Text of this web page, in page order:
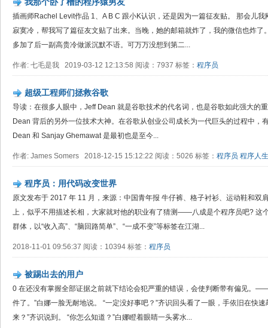
插画师Rachel Levit作品 1、A B C 跟小K认识，还是因为一篇征友贴。 那会儿
寂寞冷，帮我写了篇征友文贴了出来。当晚，她的邮箱就炸了，我的微信也炸
多加了后一副高贵冷做派沉默不语。可万万没想到第二...
作者: 七毛是我 2019-03-12 12:13:58 阅读：7937 标签： 程序员
超级工程师们拯救谷歌
导读：在很多人眼中，Jeff Dean 就是谷歌技术的代名词，也是谷歌如此强大的
Dean 背后的另外一位技术大神。在谷歌从创业公司成长为一代巨头的过程中，
Dean 和 Sanjay Ghemawat 是最初也是至今...
作者: James Somers 2018-12-15 15:12:22 阅读：5026 标签： 程序员 程序人生
程序员：用代码改变世界
原文发布于 2017 年 11 月，来源：中国青年报 牛仔裤、格子衬衫、运动鞋和
上，似乎不用描述长相，大家就对他的职业有了猜测——八成是个程序员吧? 这
群体，以“收入高”、“脑回路简单”、“一成不变”等标签在江湖...
2018-11-01 09:56:37 阅读：10394 标签： 程序员
被踢出去的用户
0 在还没有掌握全部证据之前就下结论会犯严重的错误，会使判断带有偏见。
件了。”白娜一脸无耐地说。 “一定没好事吧？”齐识回头看了一眼，手依旧在快
来？”齐识说到。 “你怎么知道？”白娜瞪着眼睛一头雾水...